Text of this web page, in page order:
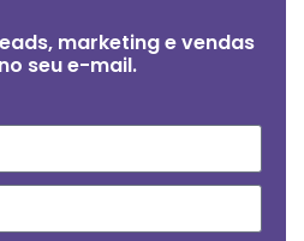
marketing e vendas
seu e-mail.